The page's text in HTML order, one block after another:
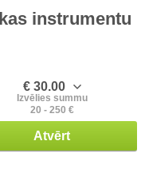
instrumentu
€ 30.00
Izvēlies summu
20 - 250 €
Atvērt